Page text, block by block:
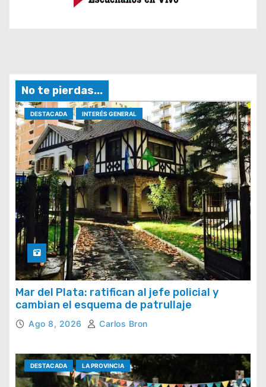
No te pierdas...
DESTACADA INTERÉS GENERAL
Mar del Plata: ratifican al jefe policial y
cambian el esquema de patrullaje
Ago 8, 2026 Carlos Bron
DESTACADA LA PROVINCIA